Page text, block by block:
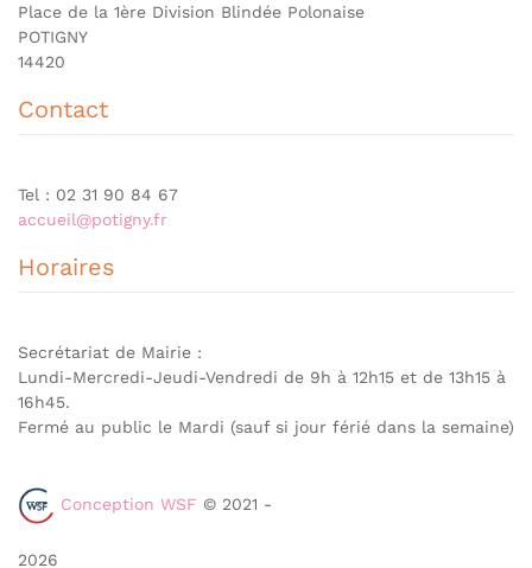
Place de la 1ère Division Blindée Polonaise
POTIGNY
14420
Contact
Tel : 02 31 90 84 67
accueil@potigny.fr
Horaires
Secrétariat de Mairie :
Lundi-Mercredi-Jeudi-Vendredi de 9h à 12h15 et de 13h15 à
16h45.
Fermé au public le Mardi (sauf si jour férié dans la semaine)
Conception WSF © 2021 -
2026